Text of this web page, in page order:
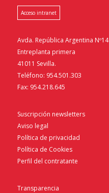
Acceso intranet
Avda. República Argentina Nº14
Entreplanta primera
41011 Sevilla.
Teléfono: 954.501.303
Fax: 954.218.645
Suscripción newsletters
Aviso legal
Política de privacidad
Política de Cookies
Perfil del contratante
Transparencia